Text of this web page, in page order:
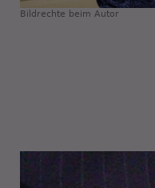
Bildrechte beim Autor